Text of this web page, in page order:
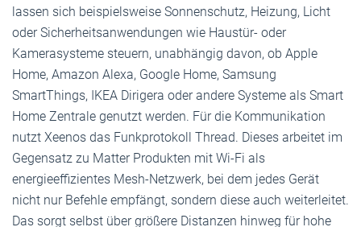
lassen sich beispielsweise Sonnenschutz, Heizung, Licht
oder Sicherheitsanwendungen wie Haustür- oder
Kamerasysteme steuern, unabhängig davon, ob Apple
Home, Amazon Alexa, Google Home, Samsung
SmartThings, IKEA Dirigera oder andere Systeme als Smart
Home Zentrale genutzt werden. Für die Kommunikation
nutzt Xeenos das Funkprotokoll Thread. Dieses arbeitet im
Gegensatz zu Matter Produkten mit Wi-Fi als
energieeffizientes Mesh-Netzwerk, bei dem jedes Gerät
nicht nur Befehle empfängt, sondern diese auch weiterleitet.
Das sorgt selbst über größere Distanzen hinweg für hohe